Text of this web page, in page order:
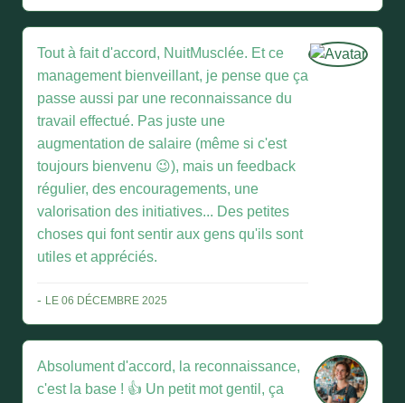
Tout à fait d'accord, NuitMusclée. Et ce
management bienveillant, je pense que ça
passe aussi par une reconnaissance du
travail effectué. Pas juste une
augmentation de salaire (même si c'est
toujours bienvenu 😉), mais un feedback
régulier, des encouragements, une
valorisation des initiatives... Des petites
choses qui font sentir aux gens qu'ils sont
utiles et appréciés.
- LE 06 DÉCEMBRE 2025
Absolument d'accord, la reconnaissance,
c'est la base ! 👍 Un petit mot gentil, ça